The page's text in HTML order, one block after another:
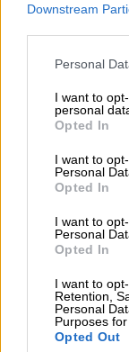
Downstream
Please note that
not limited to
grant or deny
use your data
consent section.
Personal
I want to
personal
Opted In
I want to
Personal
Opted In
I want to
Personal
Opted In
I want to
Retention,
Personal
Purposes
Opted Out
Αθωώθηκε
έρευνα για
του, καθώς
για
επαφή.
υποστηρίξει
χρόνια